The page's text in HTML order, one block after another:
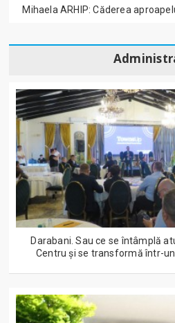
Mihaela ARHIP: Căderea
Darabani. Sau ce se întâmplă
Centru și se transformă într-un